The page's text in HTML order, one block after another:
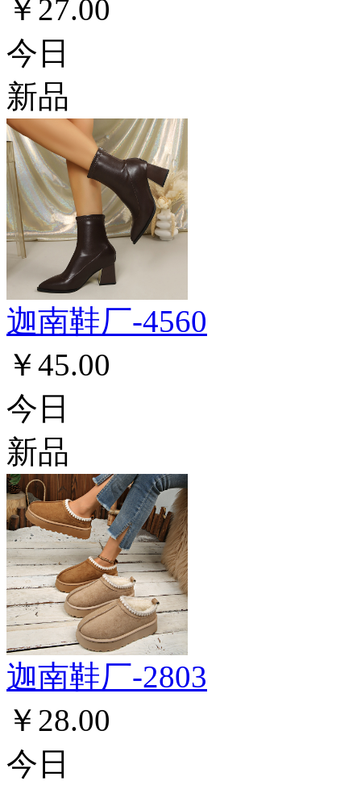
￥27.00
今日
新品
迦南鞋厂-4560
￥45.00
今日
新品
迦南鞋厂-2803
￥28.00
今日